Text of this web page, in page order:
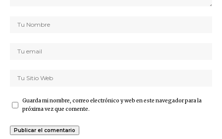
Guarda mi nombre, correo electrónico y web en este navegador para la
próxima vez que comente.